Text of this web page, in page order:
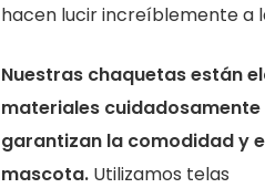
hacen lucir increíblemente a
Nuestras chaquetas están
materiales
garantizan la comodidad y
mascota.Utilizamos telas